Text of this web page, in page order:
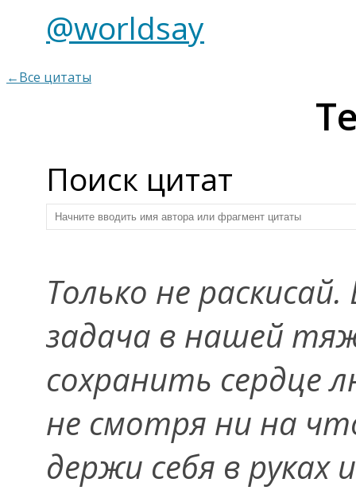
@worldsay
←Все цитаты
Поиск цитат
Только не
задача в нашей
сохранить сердце
не смотря ни на
держи себя в руках